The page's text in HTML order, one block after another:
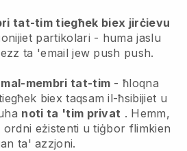
tat-tim tiegħek biex jirċievu
partikolari - huma jaslu
ta 'email jew push push.
membri tat-tim - ħloqna
biex taqsam il-ħsibijiet u
noti ta 'tim privat . Hemm,
eżistenti u tiġbor flimkien
ta' azzjoni.